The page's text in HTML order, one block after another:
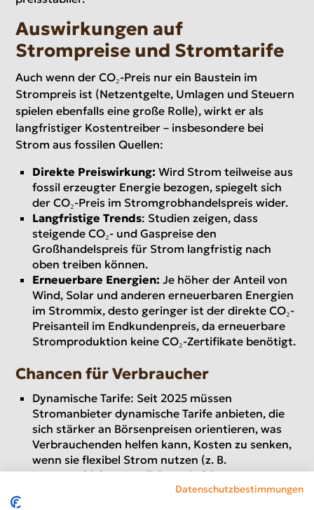
Auswirkungen auf
Strompreise und Stromtarife
Auch wenn der CO₂-Preis nur ein Baustein im
Strompreis ist (Netzentgelte, Umlagen und Steuern
spielen ebenfalls eine große Rolle), wirkt er als
langfristiger Kostentreiber – insbesondere bei
Strom aus fossilen Quellen:
Direkte Preiswirkung: Wird Strom teilweise aus
fossil erzeugter Energie bezogen, spiegelt sich
der CO₂-Preis im Stromgrobhandelspreis wider.
Langfristige Trends: Studien zeigen, dass
steigende CO₂- und Gaspreise den
Großhandelspreis für Strom langfristig nach
oben treiben können.
Erneuerbare Energien: Je höher der Anteil von
Wind, Solar und anderen erneuerbaren Energien
im Strommix, desto geringer ist der direkte CO₂-
Preisanteil im Endkundenpreis, da erneuerbare
Stromproduktion keine CO₂-Zertifikate benötigt.
Chancen für Verbraucher
Dynamische Tarife: Seit 2025 müssen
Stromanbieter dynamische Tarife anbieten, die
sich stärker an Börsenpreisen orientieren, was
Verbrauchenden helfen kann, Kosten zu senken,
wenn sie flexibel Strom nutzen (z. B.
Lastverschiebung zu Zeiten niedriger
Datenschutzbestimmungen